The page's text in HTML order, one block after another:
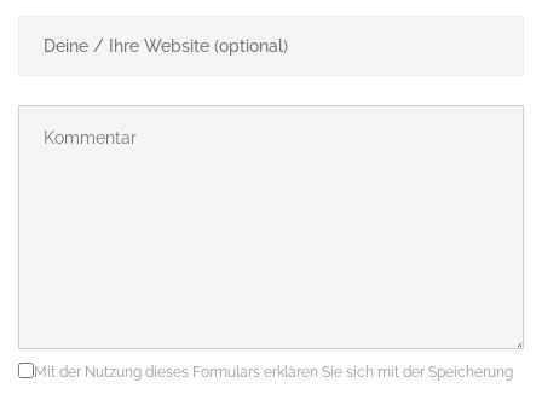
Mit der Nutzung dieses Formulars erklären Sie sich mit der Speicherung